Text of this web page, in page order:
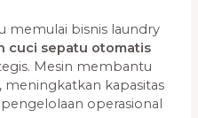
memulai bisnis laundry
cuci sepatu otomatis
Mesin membantu
kapasitas
operasional